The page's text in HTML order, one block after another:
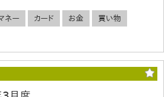
ネー カード お金 買い物